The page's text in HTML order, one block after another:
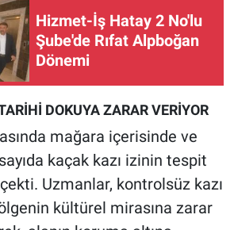
Hizmet-İş Hatay 2 No'lu
Şube'de Rıfat Alpboğan
Dönemi
DOKUYA ZARAR VERİYOR
mağara içerisinde ve
kaçak kazı izinin tespit
Uzmanlar, kontrolsüz kazı
kültürel mirasına zarar